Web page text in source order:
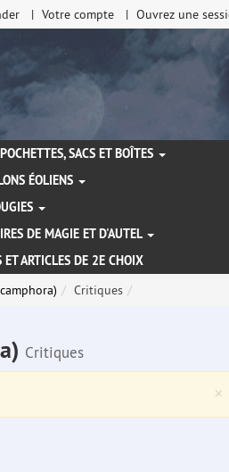
Votre compte Ouvrez une
POCHETTES, SACS ET BOÎTES
ÉOLIENS
DE MAGIE ET D'AUTEL
ET ARTICLES DE 2E CHOIX
Critiques
Critiques
×